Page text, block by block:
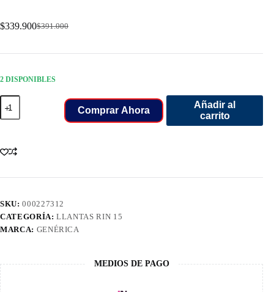
$391.000
Original
was:
$339.900Current
is:
2 DISPONIBLES
215/75/15
LLANT
GALLANT
AT5
Comprar Ahora
Añadir al
carrito
SKU:000227312
CATEGORÍA:LLANTAS RIN 15
MARCA: GENÉRICA
MEDIOS DE PAGO